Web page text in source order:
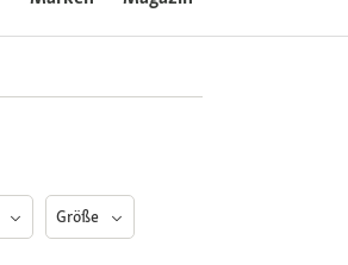
Größe